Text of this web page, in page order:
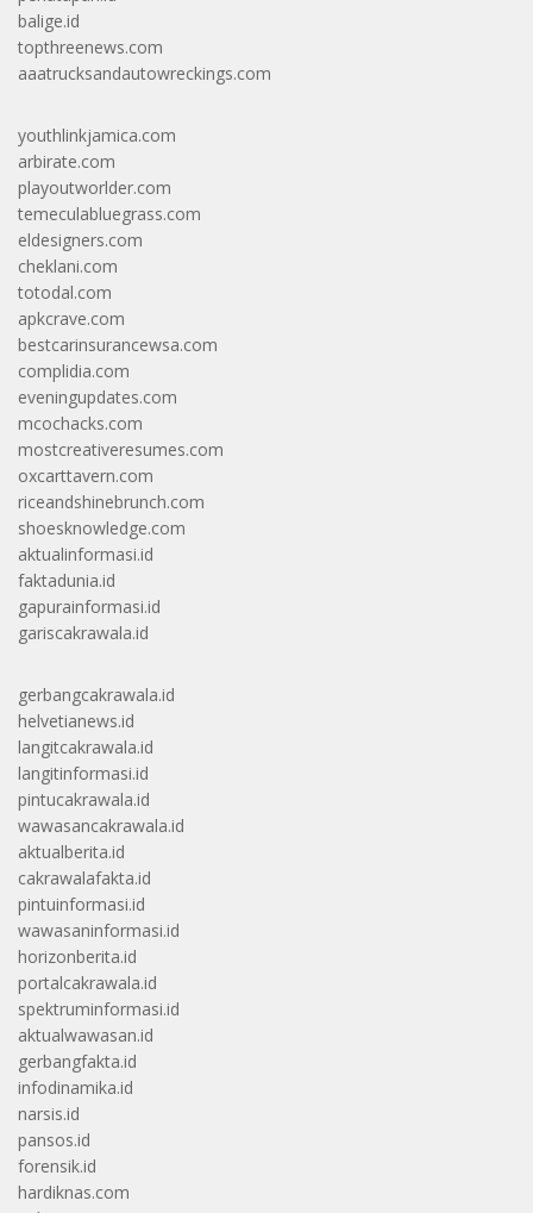
balige.id
topthreenews.com
aaatrucksandautowreckings.com
youthlinkjamica.com
arbirate.com
playoutworlder.com
temeculabluegrass.com
eldesigners.com
cheklani.com
totodal.com
apkcrave.com
bestcarinsurancewsa.com
complidia.com
eveningupdates.com
mcochacks.com
mostcreativeresumes.com
oxcarttavern.com
riceandshinebrunch.com
shoesknowledge.com
aktualinformasi.id
faktadunia.id
gapurainformasi.id
gariscakrawala.id
gerbangcakrawala.id
helvetianews.id
langitcakrawala.id
langitinformasi.id
pintucakrawala.id
wawasancakrawala.id
aktualberita.id
cakrawalafakta.id
pintuinformasi.id
wawasaninformasi.id
horizonberita.id
portalcakrawala.id
spektruminformasi.id
aktualwawasan.id
gerbangfakta.id
infodinamika.id
narsis.id
pansos.id
forensik.id
hardiknas.com